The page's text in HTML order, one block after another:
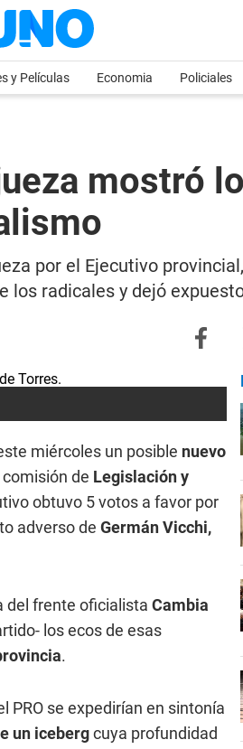
y Películas Economia Policiales
mostró
por el Ejecutivo
radicales y dejó
miércoles un posible nuevo
comisión de Legislación y
obtuvo 5 votos a favor por
adverso de Germán Vicchi,
del frente oficialista Cambia
los ecos de esas
.
PRO se expedirían en sintonía
un icebergcuya profundidad